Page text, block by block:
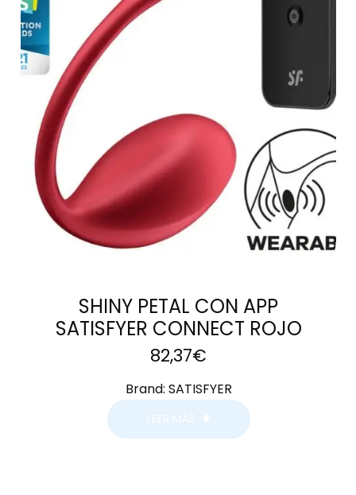
SHINY PETAL CON APP
SATISFYER CONNECT ROJO
82,37€
Brand: SATISFYER
LEER MÁS